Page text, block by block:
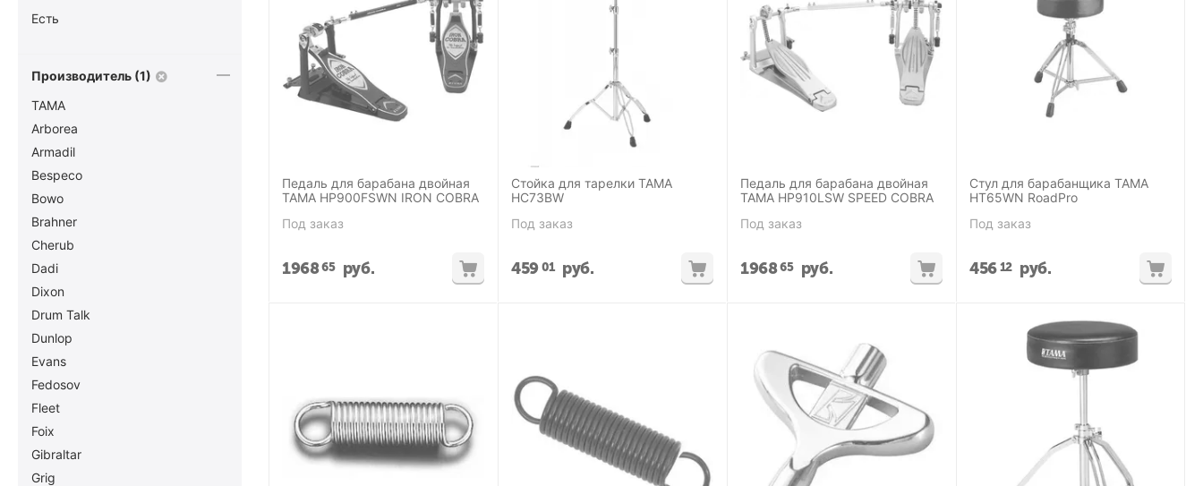
Педаль для барабана двойная
TAMA HP900FSWN IRON COBRA
Под заказ
196865 руб.
Стойка для тарелки TAMA
HC73BW
Под заказ
45901 руб.
Педаль для барабана двойная
TAMA HP910LSW SPEED COBRA
Под заказ
196865 руб.
Стул для барабанщика TAMA
HT65WN RoadPro
Под заказ
45612 руб.
Есть
Производитель (1)
TAMA
Arborea
Armadil
Bespeco
Bowo
Brahner
Cherub
Dadi
Dixon
Drum Talk
Dunlop
Evans
Fedosov
Fleet
Foix
Gibraltar
Grig